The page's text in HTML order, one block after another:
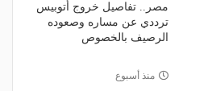
مصر.. تفاصيل خروج أتوبيس
ترددي عن مساره وصعوده
الرصيف بالخصوص
منذ أسبوع